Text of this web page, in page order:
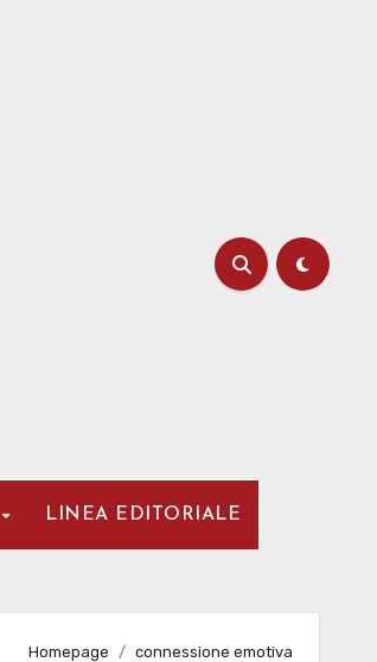
LINEA EDITORIALE
Homepage connessione emotiva